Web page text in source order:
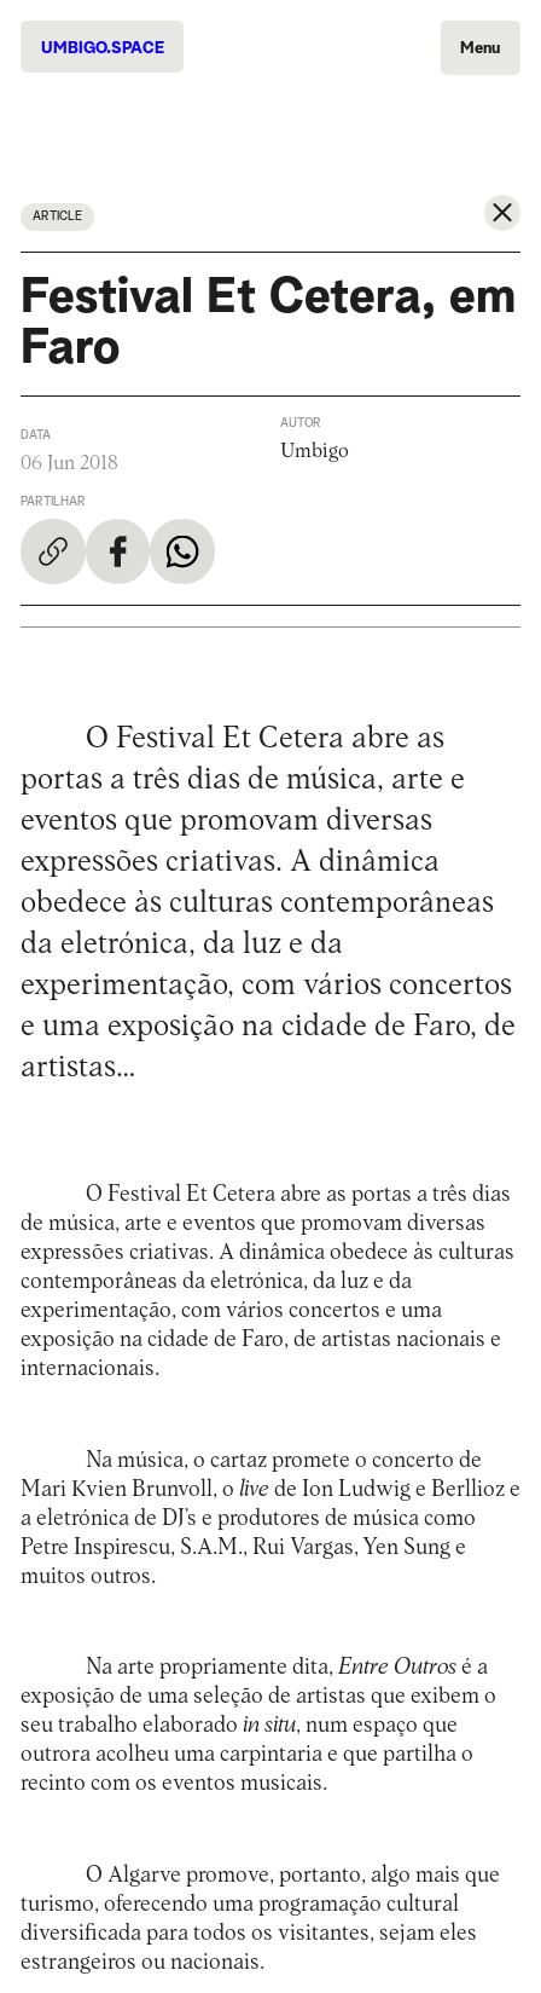
UMBIGO.SPACE Menu
ARTICLE
Festival Et Cetera, em
Faro
DATA
06 Jun 2018
PARTILHAR
AUTOR
Umbigo
O Festival Et Cetera abre as
portas a três dias de música, arte e
eventos que promovam diversas
expressões criativas. A dinâmica
obedece às culturas contemporâneas
da eletrónica, da luz e da
experimentação, com vários concertos
e uma exposição na cidade de Faro, de
artistas…
O Festival Et Cetera abre as portas a três dias
de música, arte e eventos que promovam diversas
expressões criativas. A dinâmica obedece às culturas
contemporâneas da eletrónica, da luz e da
experimentação, com vários concertos e uma
exposição na cidade de Faro, de artistas nacionais e
internacionais.
Na música, o cartaz promete o concerto de
Mari Kvien Brunvoll, o livede Ion Ludwig e Berllioz e
a eletrónica de DJ’s e produtores de música como
Petre Inspirescu, S.A.M., Rui Vargas, Yen Sung e
muitos outros.
Na arte propriamente dita,Entre Outrosé a
exposição de uma seleção de artistas que exibem o
seu trabalho elaborado in situ, num espaço que
outrora acolheu uma carpintaria e que partilha o
recinto com os eventos musicais.
O Algarve promove, portanto, algo mais que
turismo, oferecendo uma programação cultural
diversificada para todos os visitantes, sejam eles
estrangeiros ou nacionais.